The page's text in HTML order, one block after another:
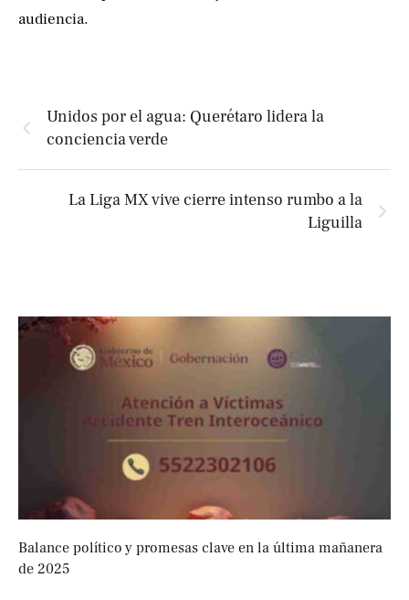
audiencia.
Unidos por el agua: Querétaro lidera la
conciencia verde
La Liga MX vive cierre intenso rumbo a la
Liguilla
Balance político y promesas clave en la última mañanera
de 2025